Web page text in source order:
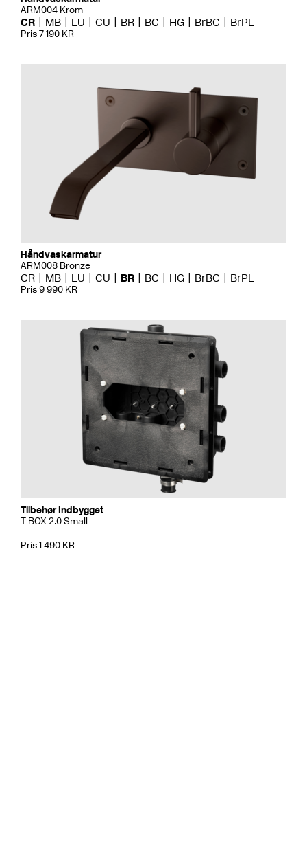
ARM004 Krom
CR MB LU CU BR BC HG BrBC BrPL
Pris 7 190 KR
Håndvaskarmatur
ARM008 Bronze
CR MB LU CU BR BC HG BrBC BrPL
Pris 9 990 KR
Tilbehør Indbygget
T BOX 2.0 Small
Pris 1 490 KR